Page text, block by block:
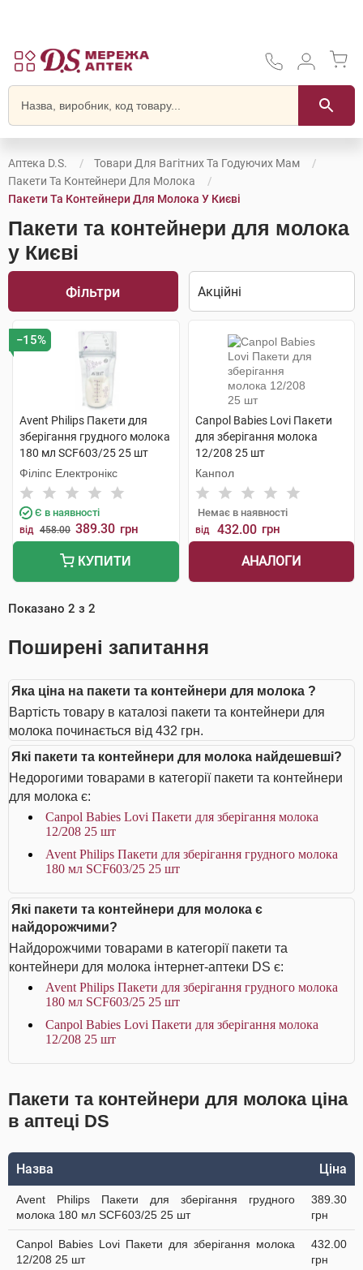
Аптека D.S.
Товари Для Вагітних Та Годуючих Мам
Пакети Та Контейнери Для Молока
Пакети Та Контейнери Для Молока У Києві
Пакети та контейнери для молока
у Києві
Фільтри
−15%
Avent Philips Пакети для
зберігання грудного молока
180 мл SCF603/25 25 шт
Філіпс Електронікс
Є в наявності
від 458.00 389.30 грн
КУПИТИ
Canpol Babies Lovi Пакети
для зберігання молока
12/208 25 шт
Канпол
Немає в наявності
від 432.00 грн
АНАЛОГИ
Показано 2 з 2
Поширені запитання
Яка ціна на пакети та контейнери для молока ?
Вартість товару в каталозі пакети та контейнери для
молока починається від 432 грн.
Які пакети та контейнери для молока найдешевші?
Недорогими товарами в категорії пакети та контейнери
для молока є:
Canpol Babies Lovi Пакети для зберігання молока
12/208 25 шт
Avent Philips Пакети для зберігання грудного молока
180 мл SCF603/25 25 шт
Які пакети та контейнери для молока є
найдорожчими?
Найдорожчими товарами в категорії пакети та
контейнери для молока інтернет-аптеки DS є:
Avent Philips Пакети для зберігання грудного молока
180 мл SCF603/25 25 шт
Canpol Babies Lovi Пакети для зберігання молока
12/208 25 шт
Пакети та контейнери для молока ціна
в аптеці DS
Назва Ціна
Avent Philips Пакети для зберігання грудного
молока 180 мл SCF603/25 25 шт
389.30
грн
Canpol Babies Lovi Пакети для зберігання молока
12/208 25 шт
432.00
грн